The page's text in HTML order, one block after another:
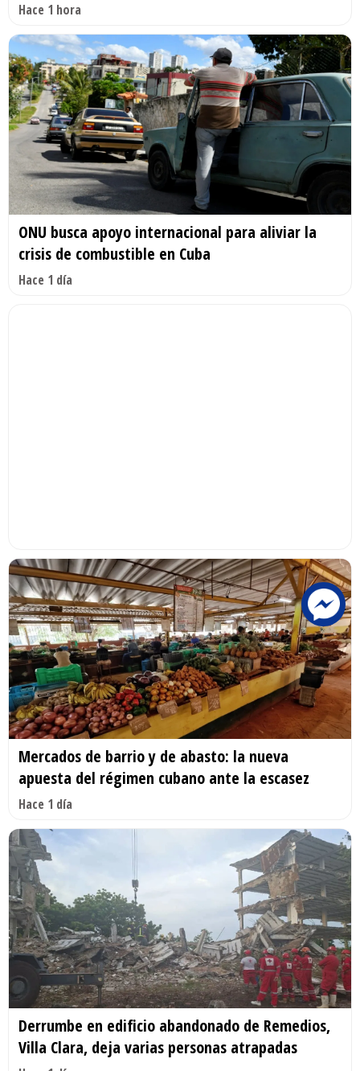
Hace 1 hora
ONU busca apoyo internacional para aliviar la
crisis de combustible en Cuba
Hace 1 día
Mercados de barrio y de abasto: la nueva
apuesta del régimen cubano ante la escasez
Hace 1 día
Derrumbe en edificio abandonado de Remedios,
Villa Clara, deja varias personas atrapadas